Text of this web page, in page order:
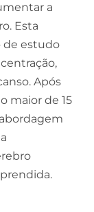
a
Esta
de estudo
Após
maior de 15